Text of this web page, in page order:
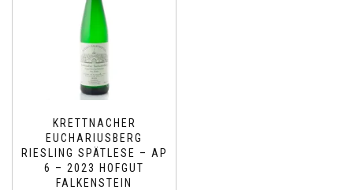
KRETTNACHER
EUCHARIUSBERG
RIESLING SPÄTLESE – AP
6 – 2023 HOFGUT
FALKENSTEIN